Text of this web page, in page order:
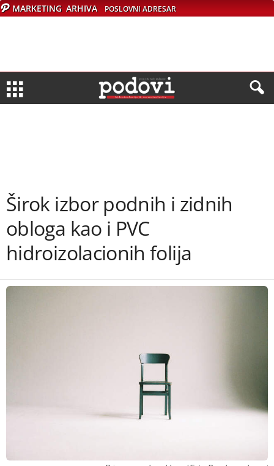
MARKETING ARHIVA POSLOVNI ADRESAR
Širok izbor podnih i zidnih
obloga kao i PVC
hidroizolacionih folija